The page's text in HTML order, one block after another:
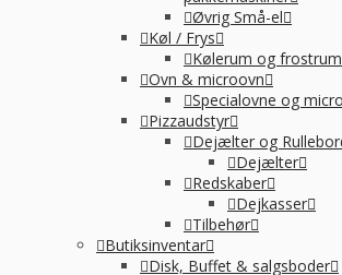
Øvrig Små-el
Køl / Frys
Kølerum og frostrum
Ovn & microovn
Specialovne og
Pizzaudstyr
Dejælter og
Dejælter
Redskaber
Dejkasser
Tilbehør
Butiksinventar
Disk, Buffet & salgsboder